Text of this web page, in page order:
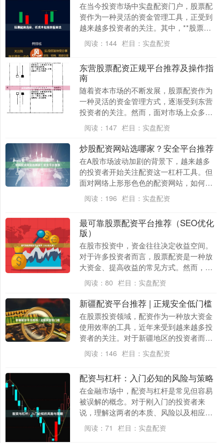
在当今投资市场中实盘配资门户，股票配
资作为一种灵活的资金管理工具，正受到
越来越多投资者的关注。其中，**股票配
资月息**模式凭借其低成本、高透明度的
特点，成为杠....
阅读： 144 栏目： 实盘配资
东营股票配资正规平台推荐及操作指
南
随着资本市场的不断发展，股票配资作为
一种灵活的资金管理方式，逐渐受到东营
投资者的关注。然而，面对市场上众多配
资平台，如何选择正规、安全的平台，并
掌握正确的操作方....
阅读： 147 栏目： 实盘配资
炒股配资网站选哪家？安全平台推荐
在A股市场波动加剧的背景下，越来越多
的投资者开始关注配资这一杠杆工具。但
面对网络上形形色色的配资网站，如何选
择一家安全可靠的平台，成为许多股民最
关心的问题。本文....
阅读： 196 栏目： 实盘配资
最可靠股票配资平台推荐（SEO优化
版）
在股市投资中，资金往往决定收益空间。
对于许多投资者而言，股票配资是一种放
大资金、提高收益的常见方式。然而，市
场上配资平台鱼龙混杂，如何找到**最可
靠股票配资平台....
阅读： 80 栏目： 实盘配资
新疆配资平台推荐 | 正规安全低门槛
在股票投资领域，配资作为一种放大资金
使用效率的工具，近年来受到越来越多投
资者的关注。对于新疆地区的投资者而
言，选择一家正规、安全、低门槛的配资
平台至关重要。本文....
阅读： 146 栏目： 实盘配资
配资与杠杆：入门必知的风险与策略
在金融市场中，配资与杠杆是常见但容易
被误解的概念。对于刚入门的投资者来
说，理解这两者的本质、风险以及相应的
策略，是避免重大亏损、实现稳健收益的
关键。本文将为你系....
阅读： 71 栏目： 实盘配资